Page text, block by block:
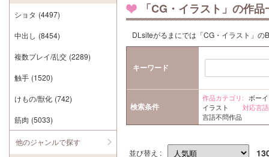
「CG・イラスト」の作品
DLsiteがるまにでは「CG・イラスト」
キーワード
検索条件
作品カテゴリ:
ボー
イラスト
対応言
言語不問作品
並び替え :
ショタ (4497)
中出し (8454)
複数プレイ/乱交 (2289)
触手 (1520)
けもの/獣化 (742)
筋肉 (5033)
他のジャンルで探す